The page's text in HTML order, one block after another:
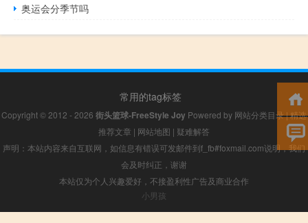
奥运会分季节吗
常用的tag标签
Copyright © 2012 - 2026 街头篮球-FreeStyle Joy Powered by 网站分类目录|精选
推荐文章 | 网站地图 | 疑难解答
声明：本站内容来自互联网，如信息有错误可发邮件到f_fb#foxmail.com说明，我们
会及时纠正，谢谢
本站仅为个人兴趣爱好，不接盈利性广告及商业合作
小男孩